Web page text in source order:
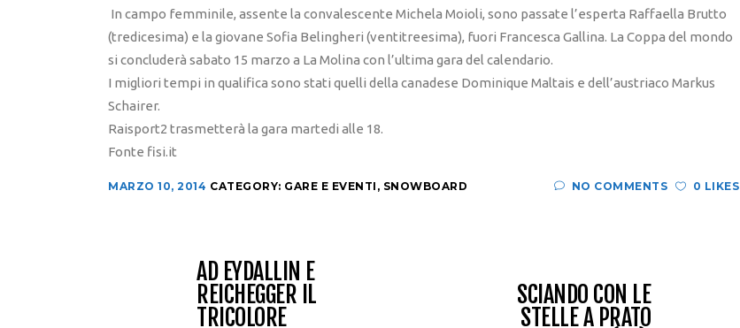
In campo femminile, assente la convalescente Michela Moioli, sono passate l’esperta Raffaella Brutto
(tredicesima) e la giovane Sofia Belingheri (ventitreesima), fuori Francesca Gallina. La Coppa del mondo
si concluderà sabato 15 marzo a La Molina con l’ultima gara del calendario.
I migliori tempi in qualifica sono stati quelli della canadese Dominique Maltais e dell’austriaco Markus
Schairer.
Raisport2 trasmetterà la gara martedi alle 18.
Fonte fisi.it
MARZO 10, 2014 CATEGORY: GARE E EVENTI , SNOWBOARD NO COMMENTS 0 LIKES
AD EYDALLIN E
REICHEGGER IL
TRICOLORE
SCIANDO CON LE
STELLE A PRATO